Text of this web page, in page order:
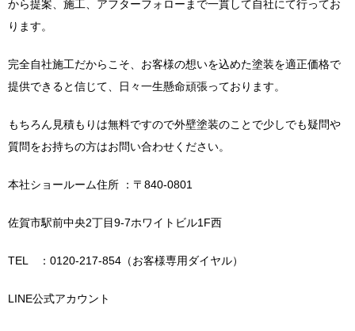
から提案、施工、アフターフォローまで一貫して自社にて行ってお
ります。
完全自社施工だからこそ、お客様の想いを込めた塗装を適正価格で
提供できると信じて、日々一生懸命頑張っております。
もちろん見積もりは無料ですので外壁塗装のことで少しでも疑問や
質問をお持ちの方はお問い合わせください。
本社ショールーム住所 ：〒840-0801
佐賀市駅前中央2丁目9-7ホワイトビル1F西
TEL ：0120-217-854（お客様専用ダイヤル）
LINE公式アカウント